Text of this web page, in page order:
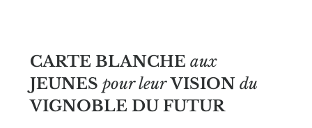
CARTE BLANCHE aux
JEUNES pour leur VISION du
VIGNOBLE DU FUTUR